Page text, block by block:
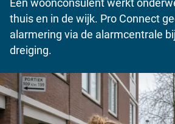
Een woonconsulent werkt
thuis en in de wijk. Pro Connect
alarmering via de alarmcentrale
dreiging.